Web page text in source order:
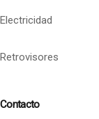
Electricidad
Retrovisores
Contacto